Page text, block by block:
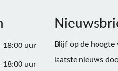
18:00 uur
18:00 uur
Blijf op de hoogte
laatste nieuws